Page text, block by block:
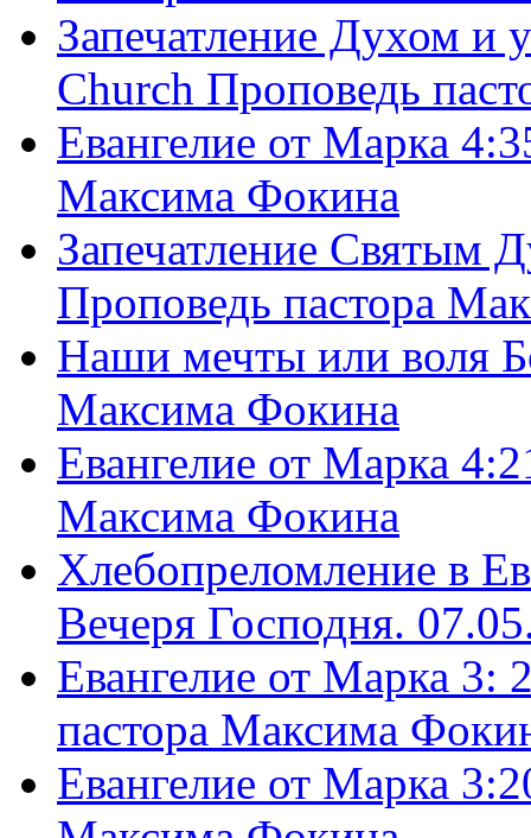
Запечатление Духом и
Church Проповедь
Евангелие от Марка
Максима Фокина
Запечатление Святым
Проповедь пастора
Наши мечты или воля
Максима Фокина
Евангелие от Марка
Максима Фокина
Хлебопреломление в
Вечеря Господня.
Евангелие от Марка 3:
пастора Максима
Евангелие от Марка